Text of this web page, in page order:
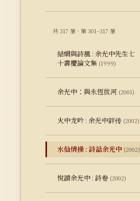
共 317 筆 · 第 301–317 筆
結網與詩風 : 余光中先生七
十壽慶論文集 (1999)
余光中：與永恆拔河 (2001)
火中龙吟 : 余光中評传 (2002)
水仙情操 : 詩話余光中 (2002)
悅讀余光中 : 詩卷 (2002)